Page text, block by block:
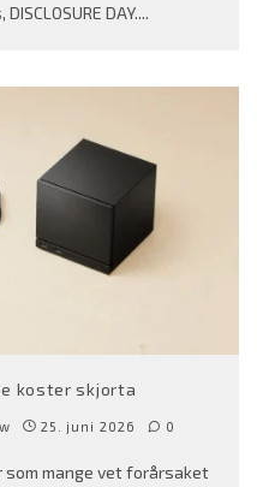
DAY....
koster skjorta
25. juni 2026 0
mange vet forårsaket